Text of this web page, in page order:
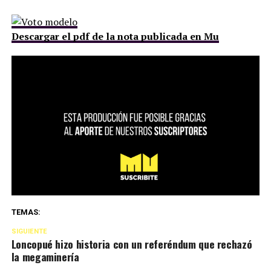
Descargar el pdf de la nota publicada en Mu
TEMAS:
SIGUIENTE
Loncopué hizo historia con un referéndum que rechazó
la megaminería